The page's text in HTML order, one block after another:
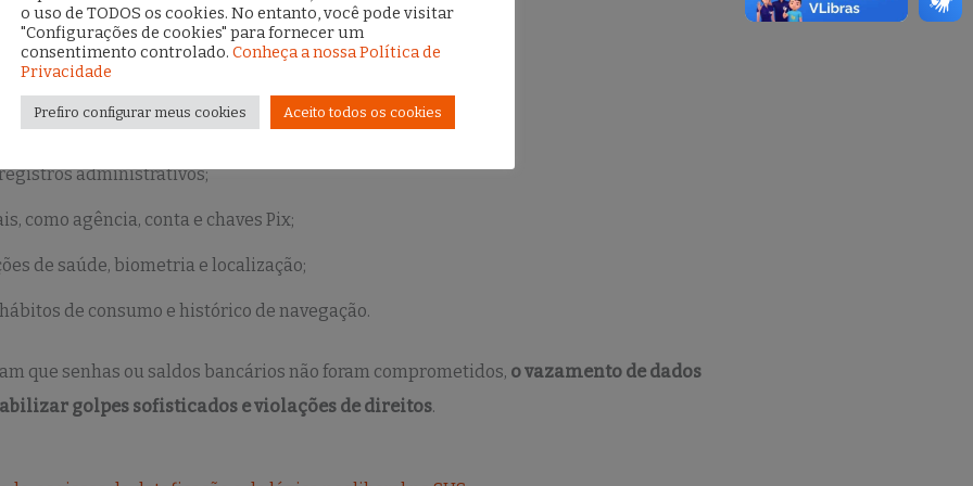
de dados mais frequentemente expostos:
registros administrativos;
como agência, conta e chaves Pix;
de saúde, biometria e localização;
de consumo e histórico de navegação.
que senhas ou saldos bancários não foram comprometidos, o vazamento de dados
golpes sofisticados e violações de direitos.
o uso de TODOS os cookies. No entanto, você pode visitar
"Configurações de cookies" para fornecer um
consentimento controlado. Conheça a nossa Política de
Privacidade
Prefiro configurar meus cookies Aceito todos os cookies